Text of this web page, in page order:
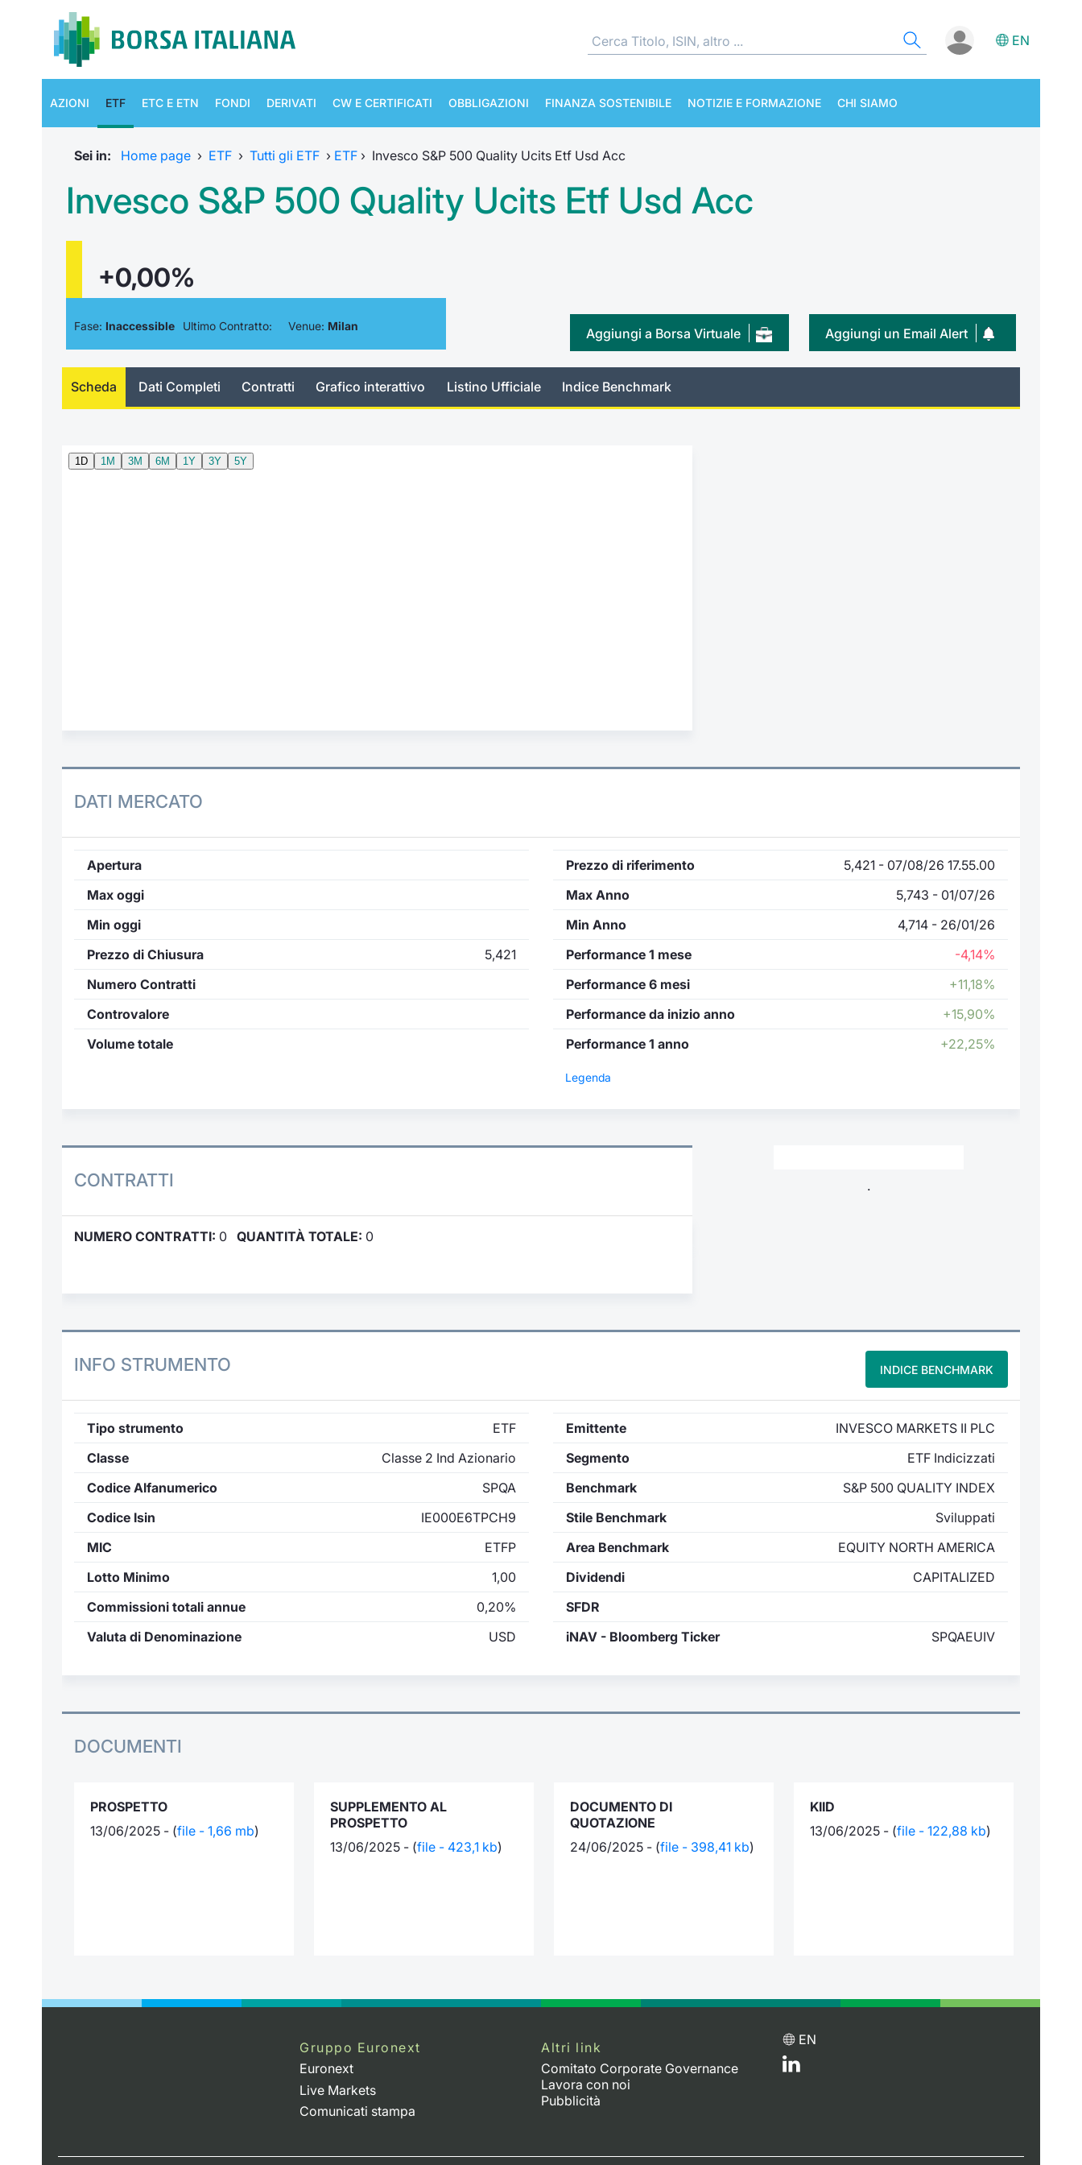
EN
AZIONI ETF ETC E ETN FONDI DERIVATI CW E CERTIFICATI OBBLIGAZIONI FINANZA SOSTENIBILE NOTIZIE E FORMAZIONE CHI SIAMO
Sei in: Home page › ETF › Tutti gli ETF › ETF › Invesco S&P 500 Quality Ucits Etf Usd Acc
Invesco S&P 500 Quality Ucits Etf Usd Acc
+0,00%
Fase: Inaccessible Ultimo Contratto: Venue: Milan Aggiungi un Email Alert
Aggiungi a Borsa Virtuale
Scheda Dati Completi Contratti Grafico interattivo Listino Ufficiale Indice Benchmark
DATI MERCATO
Apertura
Max oggi
Min oggi
Prezzo di Chiusura
5,421
Numero Contratti
Controvalore
Volume totale
Prezzo di riferimento
5,421 - 07/08/26 17.55.00
Max Anno
5,743 - 01/07/26
Min Anno
4,714 - 26/01/26
Performance 1 mese
-4,14%
Performance 6 mesi
+11,18%
Performance da inizio anno
+15,90%
Performance 1 anno
+22,25%
Legenda
CONTRATTI
NUMERO CONTRATTI: 0 QUANTITÀ TOTALE: 0
.
INFO STRUMENTO INDICE BENCHMARK
Tipo strumento
ETF
Classe
Classe 2 Ind Azionario
Codice Alfanumerico
SPQA
Codice Isin
IE000E6TPCH9
MIC
ETFP
Lotto Minimo
1,00
Commissioni totali annue
0,20%
Valuta di Denominazione
USD
Emittente
INVESCO MARKETS II PLC
Segmento
ETF Indicizzati
Benchmark
S&P 500 QUALITY INDEX
Stile Benchmark
Sviluppati
Area Benchmark
EQUITY NORTH AMERICA
Dividendi
CAPITALIZED
SFDR
iNAV - Bloomberg Ticker
SPQAEUIV
DOCUMENTI
PROSPETTO
13/06/2025 - (file - 1,66 mb)
SUPPLEMENTO AL
PROSPETTO
13/06/2025 - (file - 423,1 kb)
DOCUMENTO DI
QUOTAZIONE
24/06/2025 - (file - 398,41 kb)
KIID
13/06/2025 - (file - 122,88 kb)
Gruppo Euronext
Euronext
Live Markets
Comunicati stampa
Altri link
Comitato Corporate Governance
Lavora con noi
Pubblicità
EN